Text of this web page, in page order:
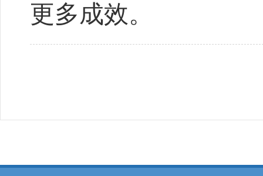
更多成效。